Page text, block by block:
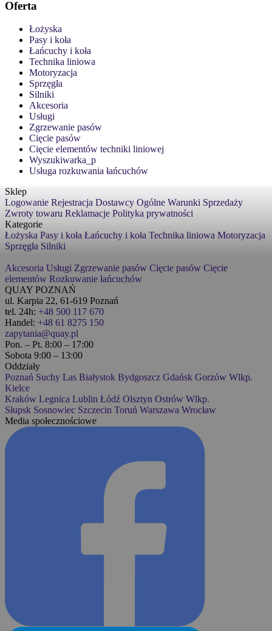
Oferta
Łożyska
Pasy i koła
Łańcuchy i koła
Technika liniowa
Motoryzacja
Sprzęgła
Silniki
Akcesoria
Usługi
Zgrzewanie pasów
Cięcie pasów
Cięcie elementów techniki liniowej
Wyszukiwarka_p
Usługa rozkuwania łańcuchów
Sklep
Logowanie Rejestracja Dostawcy Ogólne Warunki Sprzedaży
Zwroty towaru Reklamacje Polityka prywatności
Kategorie
Łożyska Pasy i koła Łańcuchy i koła Technika liniowa Motoryzacja
Sprzęgła Silniki
Akcesoria Usługi Zgrzewanie pasów Cięcie pasów Cięcie
elementów Rozkuwanie łańcuchów
QUAY POZNAŃ
ul. Karpia 22, 61-619 Poznań
tel. 24h: +48 500 117 670
Handel: +48 61 8275 150
zapytania@quay.pl
Pon. – Pt. 8:00 – 17:00
Sobota 9:00 – 13:00
Oddziały
Poznań Suchy Las Białystok Bydgoszcz Gdańsk Gorzów Wlkp.
Kielce
Kraków Legnica Lublin Łódź Olsztyn Ostrów Wlkp.
Słupsk Sosnowiec Szczecin Toruń Warszawa Wrocław
Media społecznościowe